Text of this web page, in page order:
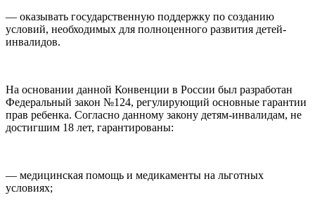
— оказывать государственную поддержку по созданию
условий, необходимых для полноценного развития детей-
инвалидов.
На основании данной Конвенции в России был разработан
Федеральный закон №124, регулирующий основные гарантии
прав ребенка. Согласно данному закону детям-инвалидам, не
достигшим 18 лет, гарантированы:
— медицинская помощь и медикаменты на льготных
условиях;